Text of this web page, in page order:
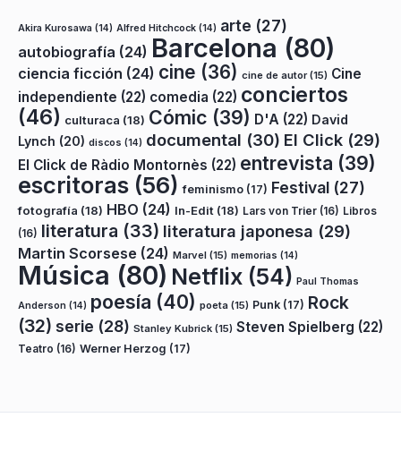
Akira Kurosawa (14) Alfred Hitchcock (14) arte (27)
autobiografía (24) Barcelona (80)
ciencia ficción (24) cine (36) cine de autor(15) Cine
independiente (22) comedia (22) conciertos
(46) culturaca (18) Cómic (39) D'A (22) David
Lynch (20) discos (14) documental (30) El Click (29)
El Click de Ràdio Montornès (22) entrevista (39)
escritoras (56) feminismo (17) Festival (27)
fotografía (18) HBO (24) In-Edit (18) Lars von Trier (16) Libros
(16) literatura (33) literatura japonesa (29)
Martin Scorsese (24) Marvel (15) memorias (14)
Música (80) Netflix (54) Paul Thomas
Anderson (14) poesía (40) poeta (15) Punk (17) Rock
(32) serie (28) Stanley Kubrick (15) Steven Spielberg (22)
Teatro (16) Werner Herzog (17)